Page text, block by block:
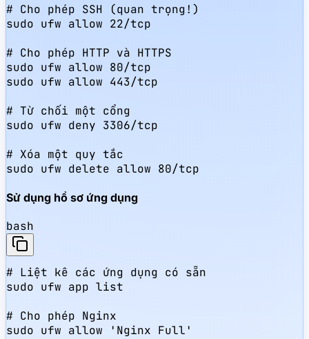
# Cho phép SSH (quan trọng!)
sudo ufw allow 22/tcp
# Cho phép HTTP và HTTPS
sudo ufw allow 80/tcp
sudo ufw allow 443/tcp
# Từ chối một cổng
sudo ufw deny 3306/tcp
# Xóa một quy tắc
sudo ufw delete allow 80/tcp
Sử dụng hồ sơ ứng dụng
bash
# Liệt kê các ứng dụng có sẵn
sudo ufw app list
# Cho phép Nginx
sudo ufw allow 'Nginx Full'